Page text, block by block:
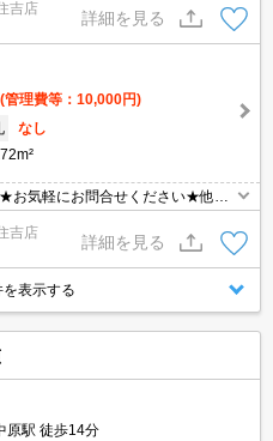
吉店
詳細を見る
(管理費等：10,000円)
なし
お気軽にお問合せください★他社
まとめてご紹介可能です！★ZOO
吉店
詳細を見る
表示する
原駅 徒歩14分